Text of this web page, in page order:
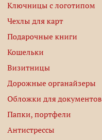
Ключницы с логотипом
Чехлы для карт
Подарочные книги
Кошельки
Визитницы
Дорожные органайзеры
Обложки для документов
Папки, портфели
Антистрессы